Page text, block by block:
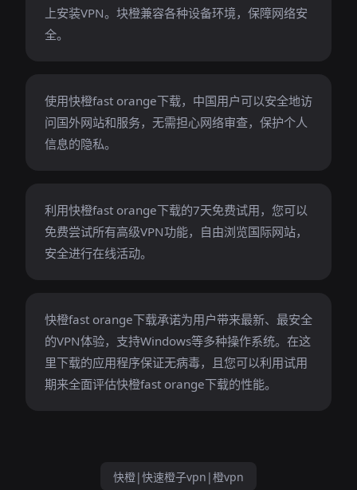
上安装VPN。块橙兼容各种设备环境，保障网络安
全。
使用快橙fast orange下载，中国用户可以安全地访
问国外网站和服务，无需担心网络审查，保护个人
信息的隐私。
利用快橙fast orange下载的7天免费试用，您可以
免费尝试所有高级VPN功能，自由浏览国际网站，
安全进行在线活动。
快橙fast orange下载承诺为用户带来最新、最安全
的VPN体验，支持Windows等多种操作系统。在这
里下载的应用程序保证无病毒，且您可以利用试用
期来全面评估快橙fast orange下载的性能。
快橙|快速橙子vpn|橙vpn